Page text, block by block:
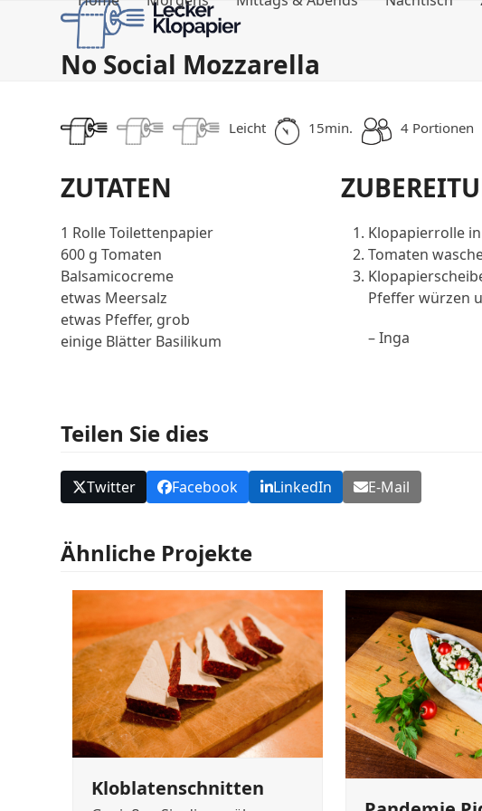
No Social Mozzarella
Leicht 15min. 4 Portionen
ZUTATEN
1 Rolle Toilettenpapier
600 g Tomaten
Balsamicocreme
etwas Meersalz
etwas Pfeffer, grob
einige Blätter Basilikum
Klopapierrolle
Tomaten
Pfeffer würzen
– Inga
Teilen Sie dies
Twitter Facebook LinkedIn E-Mail
Ähnliche Projekte
Kloblatenschnitten